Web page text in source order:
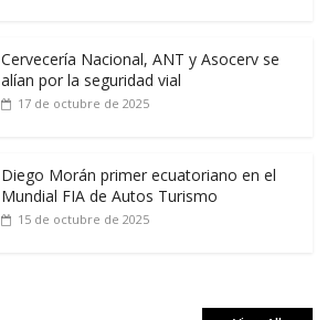
Cervecería Nacional, ANT y Asocerv se
alían por la seguridad vial
17 de octubre de 2025
Diego Morán primer ecuatoriano en el
Mundial FIA de Autos Turismo
15 de octubre de 2025